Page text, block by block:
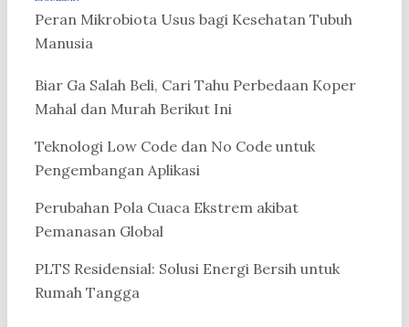
Peran Mikrobiota Usus bagi Kesehatan Tubuh
Manusia
Biar Ga Salah Beli, Cari Tahu Perbedaan Koper
Mahal dan Murah Berikut Ini
Teknologi Low Code dan No Code untuk
Pengembangan Aplikasi
Perubahan Pola Cuaca Ekstrem akibat
Pemanasan Global
PLTS Residensial: Solusi Energi Bersih untuk
Rumah Tangga